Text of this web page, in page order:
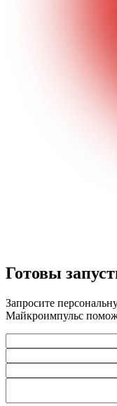
Готовы
Запросите
Майкроимпульс